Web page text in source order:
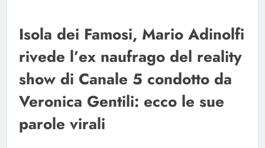
Isola dei Famosi, Mario Adinolfi
rivede l’ex naufrago del reality
show di Canale 5 condotto da
Veronica Gentili: ecco le sue
parole virali